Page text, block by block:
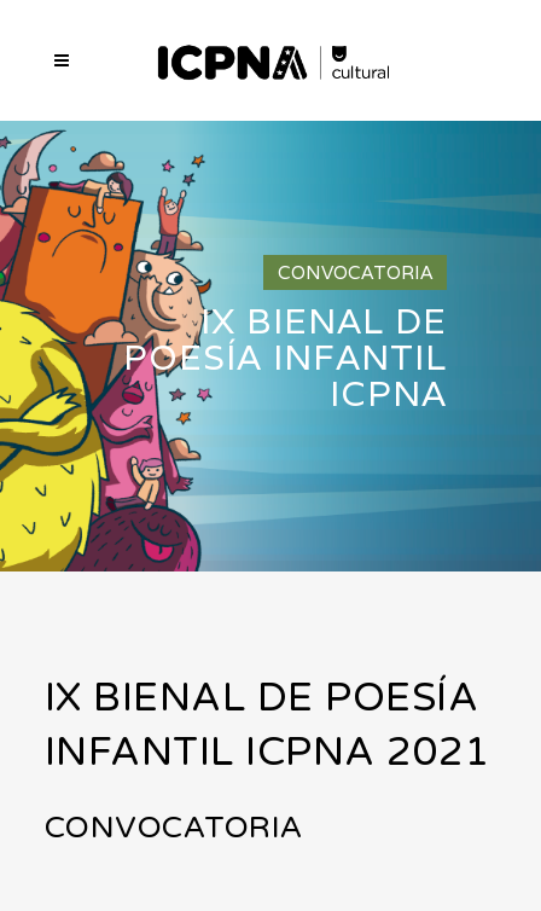
CONVOCATORIA
IX BIENAL DE
POESÍA INFANTIL
ICPNA
IX BIENAL DE POESÍA
INFANTIL ICPNA 2021
CONVOCATORIA